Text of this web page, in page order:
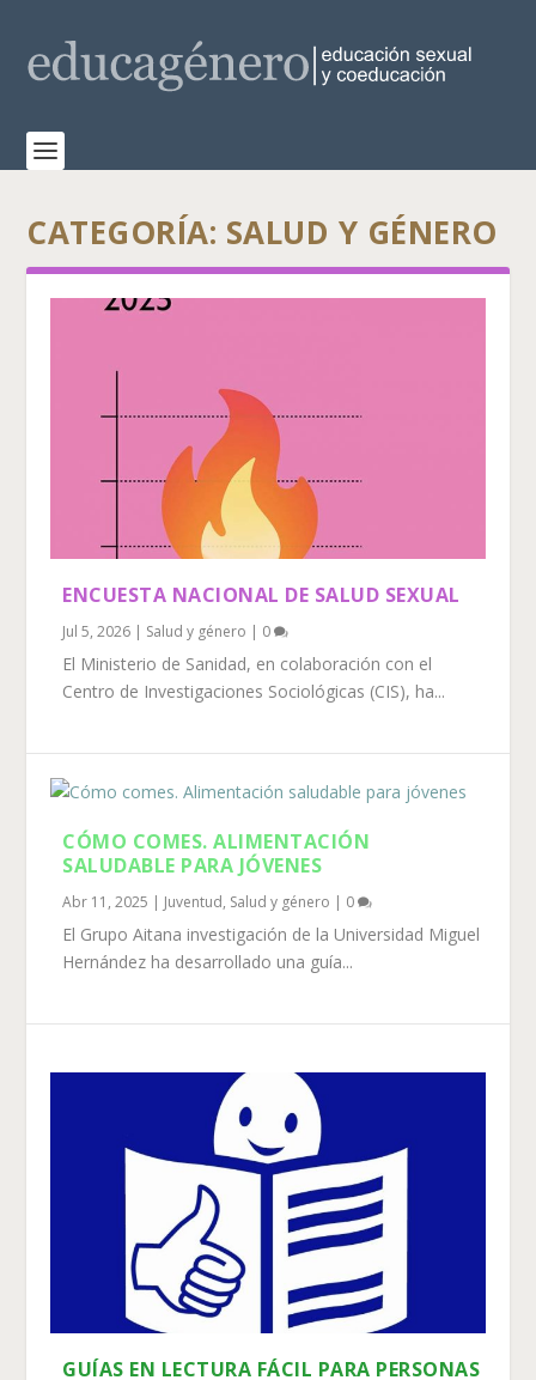
CATEGORÍA: SALUD Y GÉNERO
ENCUESTA NACIONAL DE SALUD SEXUAL
Jul 5, 2026 | Salud y género | 0
El Ministerio de Sanidad, en colaboración con el
Centro de Investigaciones Sociológicas (CIS), ha...
CÓMO COMES. ALIMENTACIÓN
SALUDABLE PARA JÓVENES
Abr 11, 2025 | Juventud, Salud y género | 0
El Grupo Aitana investigación de la Universidad Miguel
Hernández ha desarrollado una guía...
GUÍAS EN LECTURA FÁCIL PARA PERSONAS